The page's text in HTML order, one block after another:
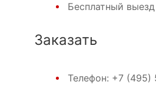
Бесплатный
Заказать
Телефон: +7 (495)